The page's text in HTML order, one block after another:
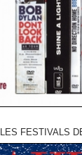
LES FESTIVALS